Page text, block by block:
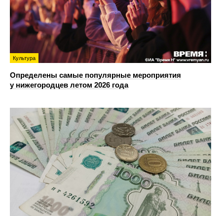
Культура
Определены самые популярные мероприятия
у нижегородцев летом 2026 года